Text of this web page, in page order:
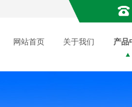
网站首页 关于我们 产品